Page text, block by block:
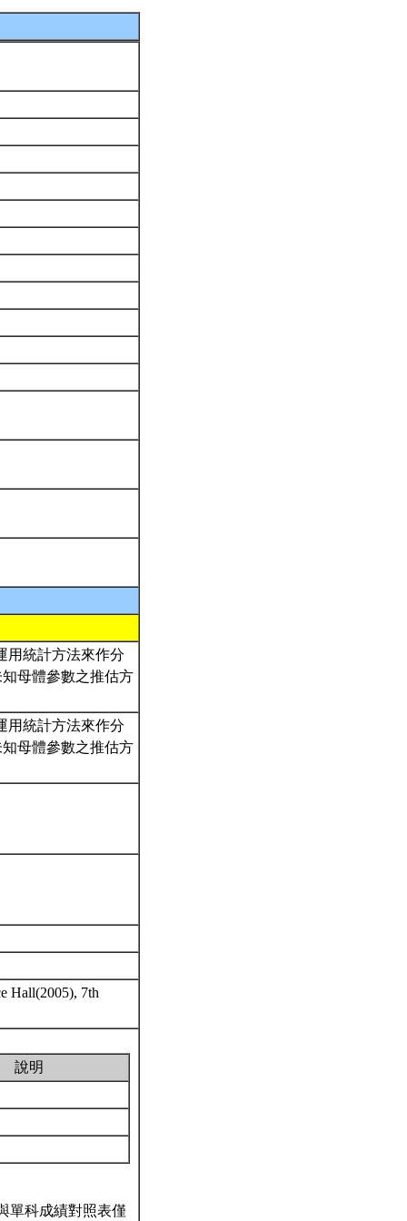
用統計方法來作分
母體參數之推估方
用統計方法來作分
母體參數之推估方
Hall(2005), 7th
說明
單科成績對照表僅